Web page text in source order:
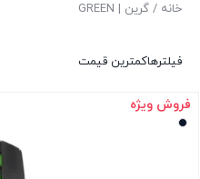
خانه / گرین | GREEN
فیلترهاکمترین قیمت
فروش ویژه